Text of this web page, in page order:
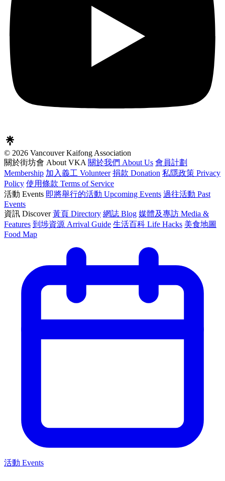
© 2026 Vancouver Kaifong Association
關於街坊會 About VKA 關於我們 About Us 會員計劃
Membership 加入義工 Volunteer 捐款 Donation 私隱政策 Privacy
Policy 使用條款 Terms of Service
活動 Events 即將舉行的活動 Upcoming Events 過往活動 Past
Events
資訊 Discover 黃頁 Directory 網誌 Blog 媒體及專訪 Media &
Features 到埗資源 Arrival Guide 生活百科 Life Hacks 美食地圖
Food Map
活動 Events